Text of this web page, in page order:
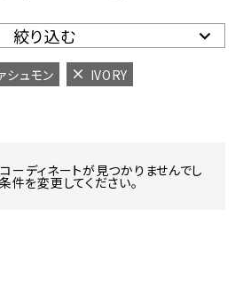
絞り込む
シュモン
IVORY
ーディネートが見つかりませんでし
件を変更してください。